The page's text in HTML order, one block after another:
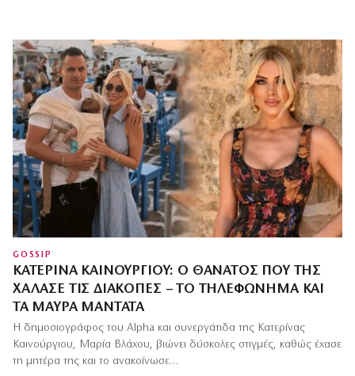
GOSSIP
ΚΑΤΕΡΊΝΑ ΚΑΙΝΟΎΡΓΙΟΥ: Ο ΘΆΝΑΤΟΣ ΠΟΥ ΤΗΣ
ΧΆΛΑΣΕ ΤΙΣ ΔΙΑΚΟΠΈΣ – ΤΟ ΤΗΛΕΦΏΝΗΜΑ ΚΑΙ
ΤΑ ΜΑΎΡΑ ΜΑΝΤΆΤΑ
Η δημοσιογράφος του Alpha και συνεργάτιδα της Κατερίνας
Καινούργιου, Μαρία Βλάχου, βιώνει δύσκολες στιγμές, καθώς έχασε
τη μητέρα της και το ανακοίνωσε…